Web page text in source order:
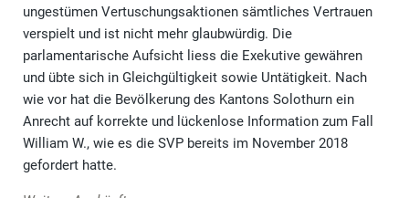
ungestümen Vertuschungsaktionen sämtliches Vertrauen
verspielt und ist nicht mehr glaubwürdig. Die
parlamentarische Aufsicht liess die Exekutive gewähren
und übte sich in Gleichgültigkeit sowie Untätigkeit. Nach
wie vor hat die Bevölkerung des Kantons Solothurn ein
Anrecht auf korrekte und lückenlose Information zum Fall
William W., wie es die SVP bereits im November 2018
gefordert hatte.